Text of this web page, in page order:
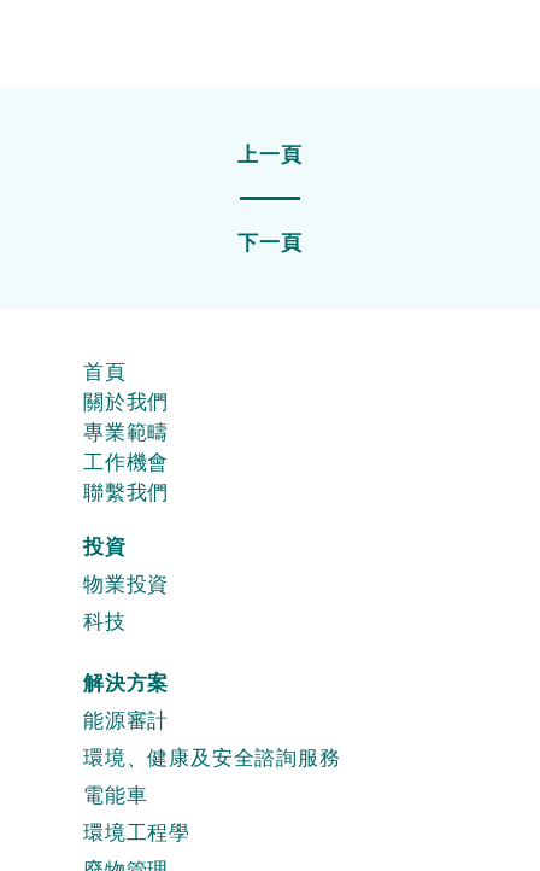
上一頁
下一頁
投資
物業投資
科技
解決方案
能源審計
環境、健康及安全諮詢服務
電能車
環境工程學
首頁
關於我們
專業範疇
工作機會
聯繫我們